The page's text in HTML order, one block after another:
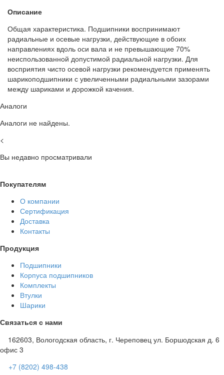
Описание
Общая характеристика. Подшипники воспринимают
радиальные и осевые нагрузки, действующие в обоих
направлениях вдоль оси вала и не превышающие 70%
неиспользованной допустимой радиальной нагрузки. Для
восприятия чисто осевой нагрузки рекомендуется применять
шарикоподшипники с увеличенными радиальными зазорами
между шариками и дорожкой качения.
Аналоги
Аналоги не найдены.
<
Вы недавно просматривали
Покупателям
О компании
Сертификация
Доставка
Контакты
Продукция
Подшипники
Корпуса подшипников
Комплекты
Втулки
Шарики
Связаться с нами
162603, Вологодская область, г. Череповец ул. Боршодская д. 6
офис 3
+7 (8202) 498-438